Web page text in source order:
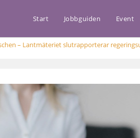
Start Jobbguiden Event
– Lantmäteriet slutrapporterar